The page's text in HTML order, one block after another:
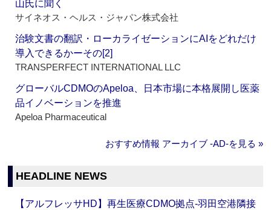
山氏に聞く
サイネオス・ヘルス・ジャパン株式会社
治験文書の翻訳・ローカライゼーションにAIをどれだけ
導入できるかーその[2]
TRANSPERFECT INTERNATIONAL LLC
グローバルCDMOのApeloa、日本市場に本格展開し医薬
品イノベーションを推進
Apeloa Pharmaceutical
おすすめ情報 アーカイブ ‐AD‐を見る »
HEADLINE NEWS
【アルフレッサHD】再生医療CDMO拠点‐羽田空港隣接